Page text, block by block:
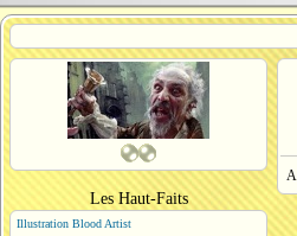
Les Haut-Faits
Illustration Blood Artist